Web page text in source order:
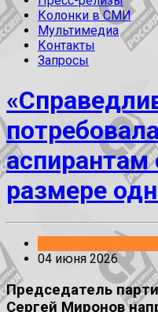
Колонки в СМИ
Мультимедиа
Контакты
Запросы
размере
04 июня 2026
Председатель
Сергей Миронов